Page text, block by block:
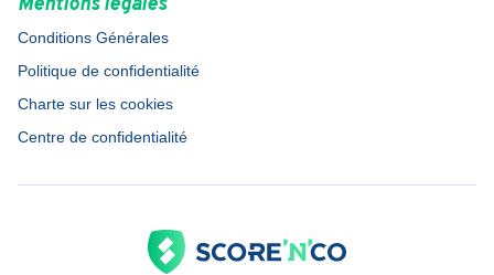
Conditions Générales
Politique de confidentialité
Charte sur les cookies
Centre de confidentialité